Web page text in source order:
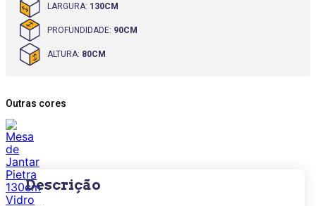
LARGURA: 130CM
PROFUNDIDADE: 90CM
ALTURA: 80CM
Outras cores
Descrição